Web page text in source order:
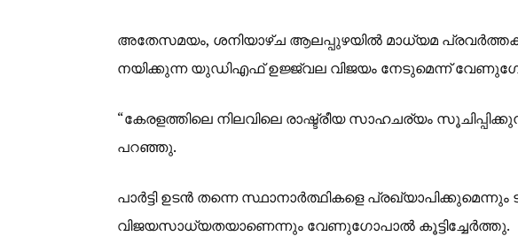
അതേസമയം, ശനിയാഴ്ച ആലപ്പുഴയിൽ മാധ്യമ
നയിക്കുന്ന യുഡിഎഫ് ഉജ്ജ്വല വിജയം നേടുമെന്ന്
“കേരളത്തിലെ നിലവിലെ രാഷ്ട്രീയ സാഹചര്യം
പറഞ്ഞു.
പാർട്ടി ഉടൻ തന്നെ സ്ഥാനാർത്ഥികളെ
വിജയസാധ്യതയാണെന്നും വേണുഗോപാൽ കൂട്ടിച്ചേർത്തു.